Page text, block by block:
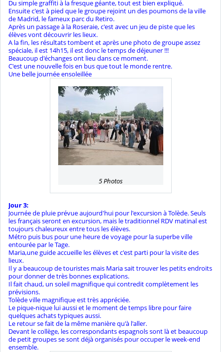
Du simple graffiti à la fresque géante, tout est bien expliqué.
Ensuite c'est à pied que le groupe rejoint un des poumons de la ville
de Madrid, le fameux parc du Retiro.
Après un passage à la Roseraie, c'est avec un jeu de piste que les
élèves vont découvrir les lieux.
A la fin, les résultats tombent et après une photo de groupe assez
spéciale, il est 14h15, il est donc le temps de déjeuner !!!
Beaucoup d'échanges ont lieu dans ce moment.
C'est une nouvelle fois en bus que tout le monde rentre.
Une belle journée ensoleillée
5 Photos
Jour 3:
Journée de pluie prévue aujourd'hui pour l'excursion à Tolède. Seuls
les français seront en excursion, mais le traditionnel RDV matinal est
toujours chaleureux entre tous les élèves.
Métro puis bus pour une heure de voyage pour la superbe ville
entourée par le Tage.
Maria,une guide accueille les élèves et c'est parti pour la visite des
lieux.
Il y a beaucoup de touristes mais Maria sait trouver les petits endroits
pour donner de très bonnes explications.
Il fait chaud, un soleil magnifique qui contredit complètement les
prévisions.
Tolède ville magnifique est très appréciée.
Le pique-nique lui aussi et le moment de temps libre pour faire
quelques achats typiques aussi.
Le retour se fait de la même manière qu'à l'aller.
Devant le collège, les correspondants espagnols sont là et beaucoup
de petit groupes se sont déjà organisés pour occuper le week-end
ensemble.